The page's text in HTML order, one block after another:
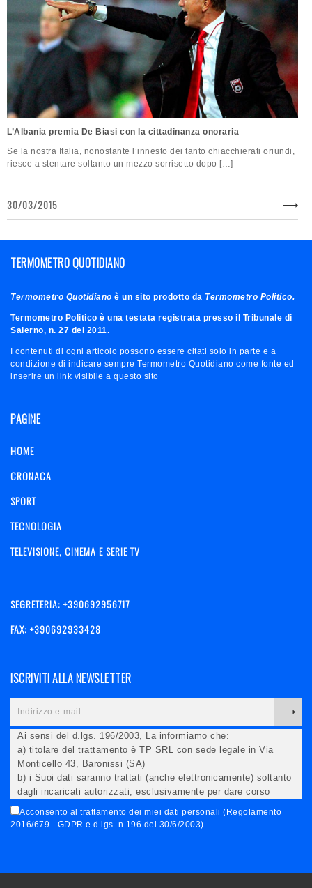
L’Albania premia De Biasi con la cittadinanza onoraria
Se la nostra Italia, nonostante l’innesto dei tanto chiacchierati oriundi,
riesce a stentare soltanto un mezzo sorrisetto dopo […]
30/03/2015
TERMOMETRO QUOTIDIANO
Termometro Quotidiano è un sito prodotto da Termometro Politico.
Termometro Politico è una testata registrata presso il Tribunale di
Salerno, n. 27 del 2011.
I contenuti di ogni articolo possono essere citati solo in parte e a
condizione di indicare sempre Termometro Quotidiano come fonte ed
inserire un link visibile a questo sito
PAGINE
HOME
CRONACA
SPORT
TECNOLOGIA
TELEVISIONE, CINEMA E SERIE TV
SEGRETERIA: +390692956717
FAX: +390692933428
ISCRIVITI ALLA NEWSLETTER
Ai sensi del d.lgs. 196/2003, La informiamo che:
a) titolare del trattamento è TP SRL con sede legale in Via
Monticello 43, Baronissi (SA)
b) i Suoi dati saranno trattati (anche elettronicamente) soltanto
dagli incaricati autorizzati, esclusivamente per dare corso
all'invio della newsletter e per l'invio (anche via email) di
informazioni relative alle iniziative del Titolare;
responsabile per conoscere i Suoi dati, verificare le modalità
Acconsento al trattamento dei miei dati personali (Regolamento
2016/679 - GDPR e d.lgs. n.196 del 30/6/2003)